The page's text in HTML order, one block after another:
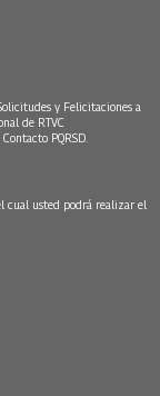
y Felicitaciones a
de RTVC
Contacto PQRSD.
cual usted podrá realizar el